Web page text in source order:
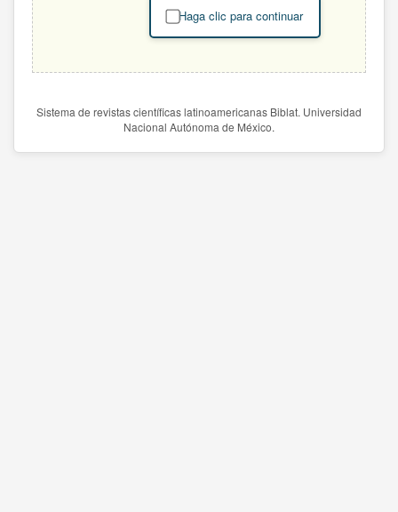
Haga clic para continuar
Sistema de revistas científicas latinoamericanas Biblat. Universidad
Nacional Autónoma de México.